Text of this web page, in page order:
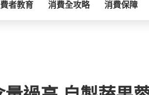
者教育 消費全攻略 消費保障